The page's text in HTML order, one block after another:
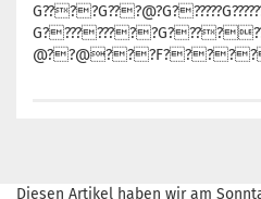
Diesen Artikel haben wir am